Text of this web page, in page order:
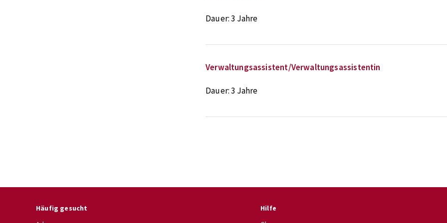
Dauer:3 Jahre
Verwaltungsassistent/Verwaltungsassistentin
Dauer:3 Jahre
Häufig gesucht
Hilfe